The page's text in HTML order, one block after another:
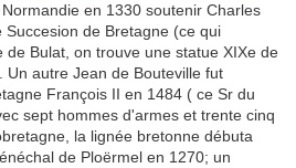
en 1330 soutenir Charles
de Bretagne (ce qui
de Bulat, on trouve une statue XIXe de
autre Jean de Bouteville fut
François II en 1484 ( ce Sr du
sept hommes d'armes et trente cinq
la lignée bretonne débuta
de Ploërmel en 1270; un